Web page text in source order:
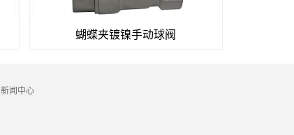
蝴蝶夹镀镍手动球阀
新闻中心